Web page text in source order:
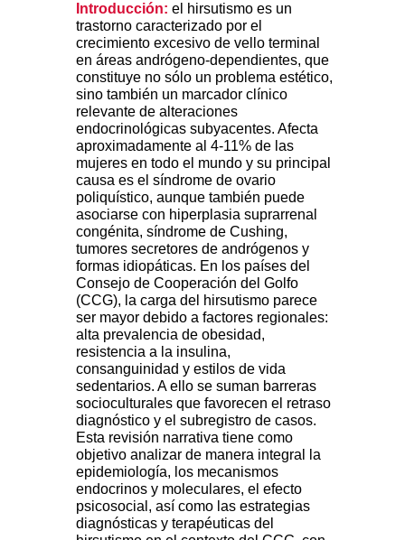
Introducción: el hirsutismo es un
trastorno caracterizado por el
crecimiento excesivo de vello terminal
en áreas andrógeno-dependientes, que
constituye no sólo un problema estético,
sino también un marcador clínico
relevante de alteraciones
endocrinológicas subyacentes. Afecta
aproximadamente al 4-11% de las
mujeres en todo el mundo y su principal
causa es el síndrome de ovario
poliquístico, aunque también puede
asociarse con hiperplasia suprarrenal
congénita, síndrome de Cushing,
tumores secretores de andrógenos y
formas idiopáticas. En los países del
Consejo de Cooperación del Golfo
(CCG), la carga del hirsutismo parece
ser mayor debido a factores regionales:
alta prevalencia de obesidad,
resistencia a la insulina,
consanguinidad y estilos de vida
sedentarios. A ello se suman barreras
socioculturales que favorecen el retraso
diagnóstico y el subregistro de casos.
Esta revisión narrativa tiene como
objetivo analizar de manera integral la
epidemiología, los mecanismos
endocrinos y moleculares, el efecto
psicosocial, así como las estrategias
diagnósticas y terapéuticas del